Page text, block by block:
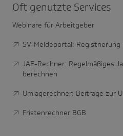
Oft genutzte Services
Webinare für Arbeitgeber
SV-Meldeportal: Registrierung
JAE-Rechner: Regelmäßiges
berechnen
Umlagerechner: Beiträge zur
Fristenrechner BGB